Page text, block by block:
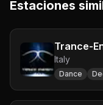
Estaciones
Trance-
Italy
Dance